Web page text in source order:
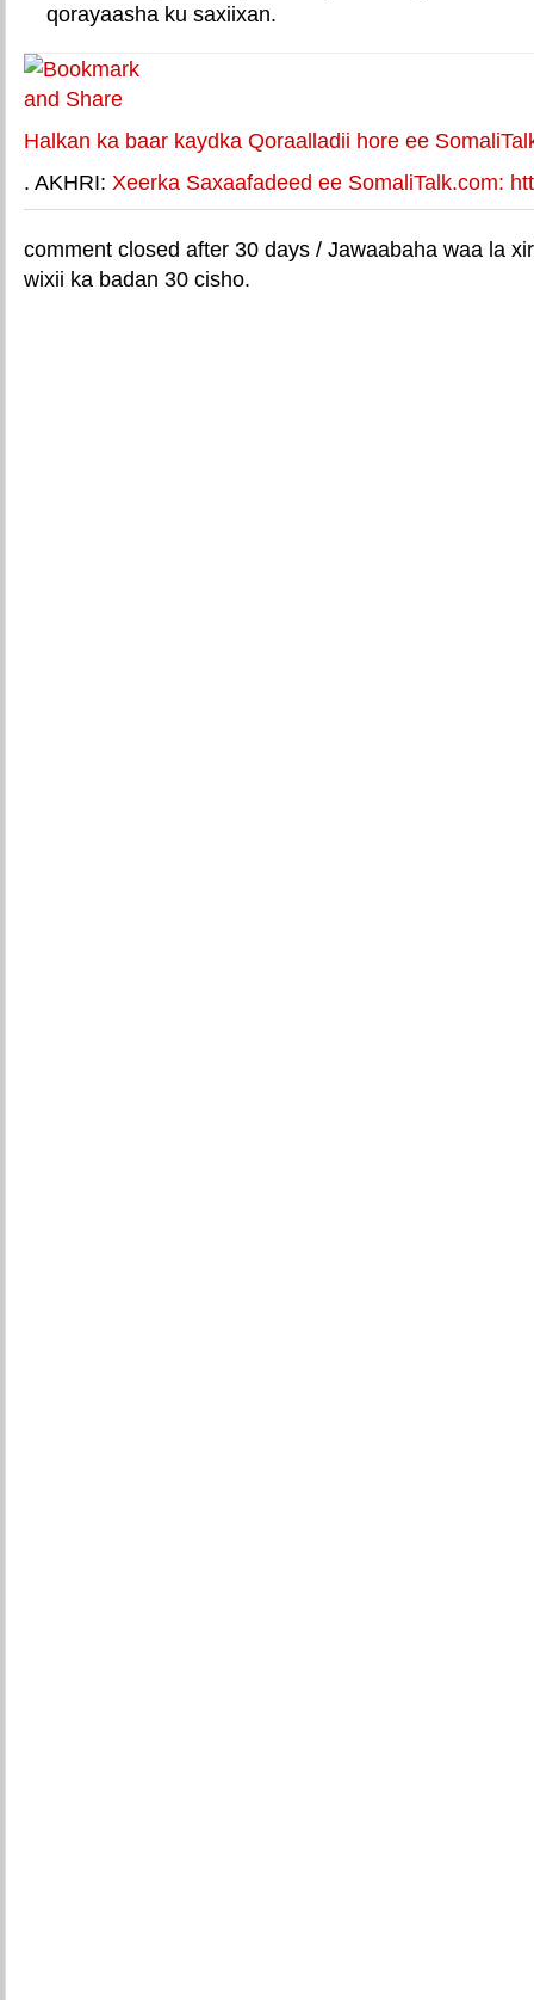
qorayaasha ku saxiixan.
Halkan ka baar kaydka Qoraalladii hore ee
. AKHRI: Xeerka Saxaafadeed ee SomaliTalk.com:
comment closed after 30 days / Jawaabaha waa la
wixii ka badan 30 cisho.